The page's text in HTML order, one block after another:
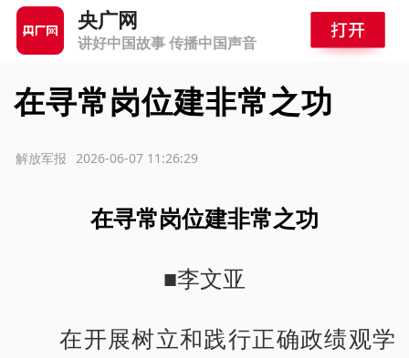
央广网
讲好中国故事 传播中国声音
在寻常岗位建非常之功
2026-06-07 11:26:29
解放军报
在寻常岗位建非常之功
■李文亚
在开展树立和践行正确政绩观学